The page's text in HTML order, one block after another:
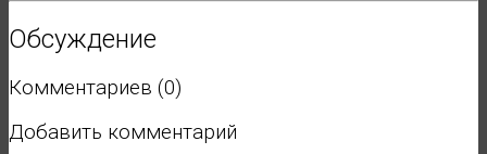
Обсуждение
Комментариев (0)
Добавить комментарий